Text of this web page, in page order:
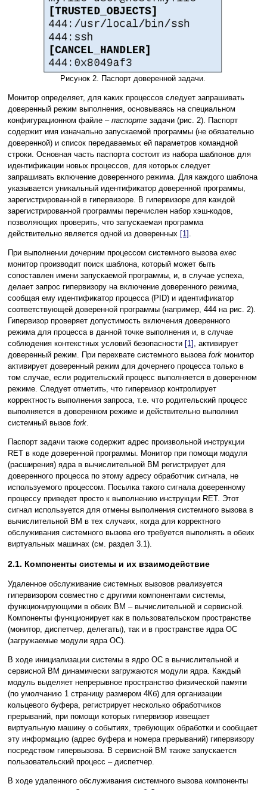
Рисунок 2. Паспорт доверенной задачи.
Монитор определяет, для каких процессов следует запрашивать
доверенный режим выполнения, основываясь на специальном
конфигурационном файле – паспорте задачи (рис. 2). Паспорт
содержит имя изначально запускаемой программы (не обязательно
доверенной) и список передаваемых ей параметров командной
строки. Основная часть паспорта состоит из набора шаблонов для
идентификации новых процессов, для которых следует
запрашивать включение доверенного режима. Для каждого шаблона
указывается уникальный идентификатор доверенной программы,
зарегистрированной в гипервизоре. В гипервизоре для каждой
зарегистрированной программы перечислен набор хэш-кодов,
позволяющих проверить, что запускаемая программа
действительно является одной из доверенных [1]
При выполнении дочерним процессом системного вызова exec
монитор производит поиск шаблона, который может быть
сопоставлен имени запускаемой программы, и, в случае успеха,
делает запрос гипервизору на включение доверенного режима,
сообщая ему идентификатор процесса (PID) и идентификатор
соответствующей доверенной программы (например, 444 на рис. 2).
Гипервизор проверяет допустимость включения доверенного
режима для процесса в данной точке выполнения и, в случае
соблюдения контекстных условий безопасности [1] , активирует
доверенный режим. При перехвате системного вызова fork монитор
активирует доверенный режим для дочернего процесса только в
том случае, если родительский процесс выполняется в доверенном
режиме. Следует отметить, что гипервизор контролирует
корректность выполнения запроса, т.е. что родительский процесс
выполняется в доверенном режиме и действительно выполнил
системный вызов fork
Паспорт задачи также содержит адрес произвольной инструкции
RET в коде доверенной программы. Монитор при помощи модуля
(расширения) ядра в вычислительной ВМ регистрирует для
доверенного процесса по этому адресу обработчик сигнала, не
используемого процессом. Посылка такого сигнала доверенному
процессу приведет просто к выполнению инструкции RET. Этот
сигнал используется для отмены выполнения системного вызова в
вычислительной ВМ в тех случаях, когда для корректного
обслуживания системного вызова его требуется выполнять в обеих
виртуальных машинах (см. раздел 3.1).
2.1. Компоненты системы и их взаимодействие
Удаленное обслуживание системных вызовов реализуется
гипервизором совместно с другими компонентами системы,
функционирующими в обеих ВМ – вычислительной и сервисной.
Компоненты функционирует как в пользовательском пространстве
(монитор, диспетчер, делегаты), так и в пространстве ядра ОС
(загружаемые модули ядра ОС).
В ходе инициализации системы в ядро ОС в вычислительной и
сервисной ВМ динамически загружаются модули ядра. Каждый
модуль выделяет непрерывное пространство физической памяти
(по умолчанию 1 страницу размером 4Кб) для организации
кольцевого буфера, регистрирует несколько обработчиков
прерываний, при помощи которых гипервизор извещает
виртуальную машину о событиях, требующих обработки и сообщает
эту информацию (адрес буфера и номера прерываний) гипервизору
посредством гипервызова. В сервисной ВМ также запускается
пользовательский процесс – диспетчер.
В ходе удаленного обслуживания системного вызова компоненты